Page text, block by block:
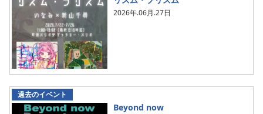
2026年.06月.27日
過去のイベント
Beyond now